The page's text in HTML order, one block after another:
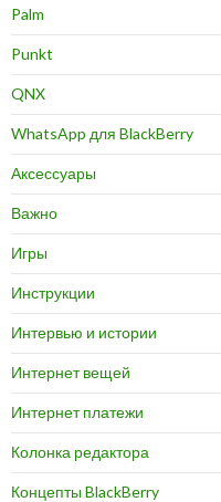
Palm
Punkt
QNX
WhatsApp для BlackBerry
Аксессуары
Важно
Игры
Инструкции
Интервью и истории
Интернет вещей
Интернет платежи
Колонка редактора
Концепты BlackBerry